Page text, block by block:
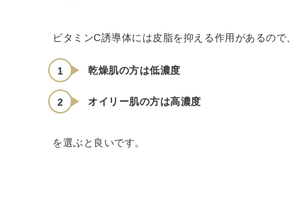
ビタミンC誘導体には皮脂を抑える作用があるので、
乾燥肌の方は低濃度
オイリー肌の方は高濃度
を選ぶと良いです。